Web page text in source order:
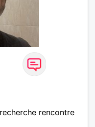
rencontre